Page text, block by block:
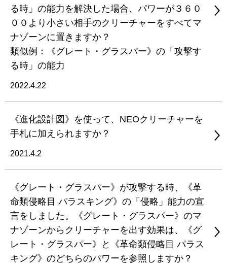
る時」の能力を解決した場合、パワーが３６０
００より小さい相手のクリーチャーをすべてマ
ナゾーンに置きますか？
類似例：《グレート・グラスパー》の「攻撃す
る時」の能力
2022.4.22
《進化設計図》を使って、NEOクリーチャーを
手札に加えられますか？
2021.4.2
《グレート・グラスパー》が攻撃する時、《革
命類侵略目 パラスキング》の「侵略」能力の宣
言をしました。《グレート・グラスパー》のマ
ナゾーンからクリーチャーを出す効果は、《グ
レート・グラスパー》と《革命類侵略目 パラス
キング》のどちらのパワーを参照しますか？